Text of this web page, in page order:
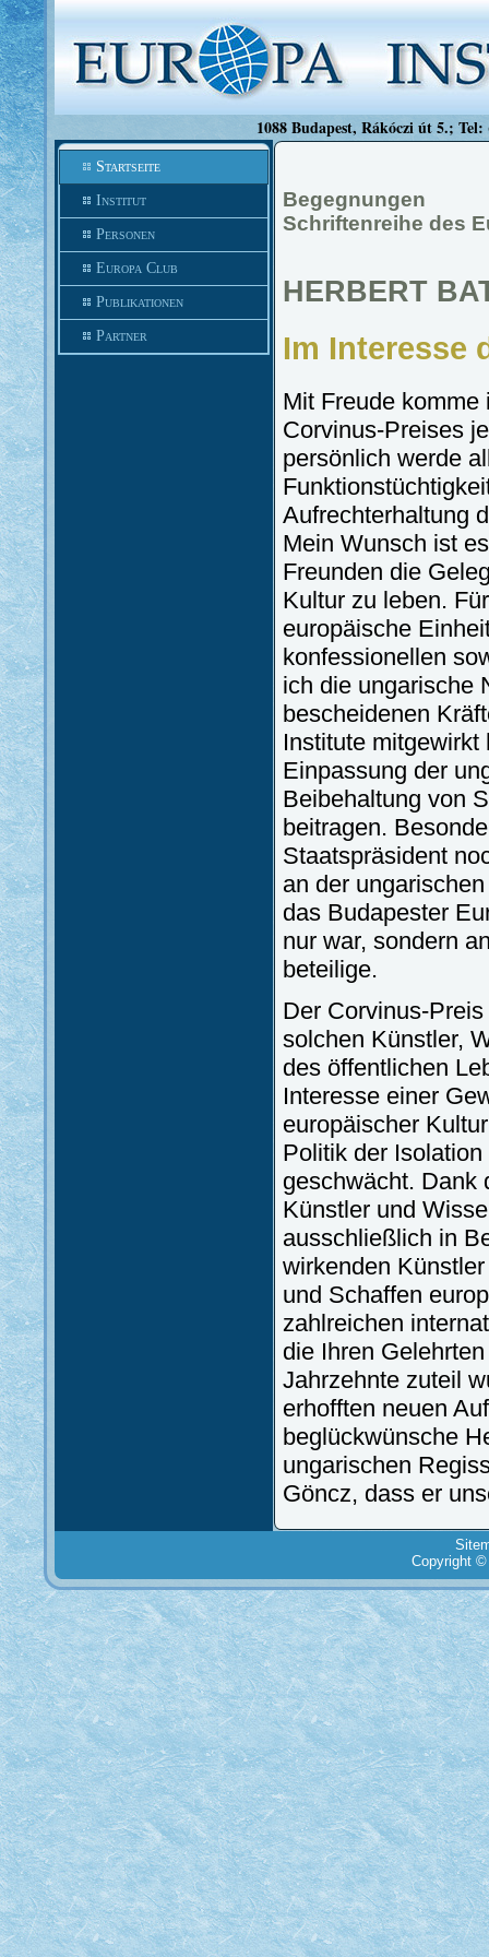
1088 Budapest, Rákóczi út 5.;
Startseite
Institut
Personen
Europa Club
Publikationen
Partner
Begegnungen
Schriftenreihe des
HERBERT
Im Interesse
Mit Freude
Corvinus-Preises
persönlich werde
Aufrechterhaltung
Mein Wunsch ist
Freunden die
Kultur zu leben.
europäische
konfessionellen
ich die ungarische
bescheidenen
Institute
Einpassung der
Beibehaltung von
beitragen.
Staatspräsident
an der
das Budapester
nur war, sondern
beteilige.
Der Corvinus-
solchen Künstler,
des öffentlichen
Interesse einer
europäischer
Politik der
geschwächt. Dank
Künstler und
ausschließlich in
wirkenden
und Schaffen
zahlreichen
die Ihren
Jahrzehnte zuteil
erhofften neuen
beglückwünsche
ungarischen
Göncz, dass er
Copyright ©